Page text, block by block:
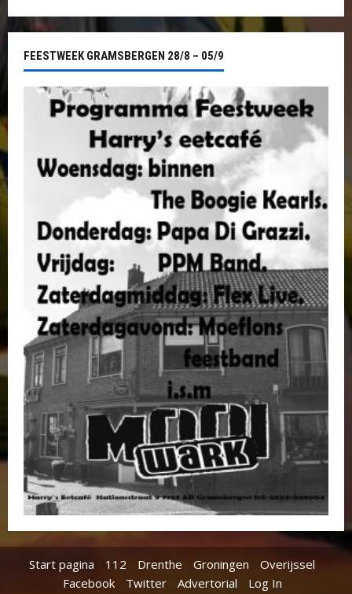
FEESTWEEK GRAMSBERGEN 28/8 – 05/9
Start pagina 112 Drenthe Groningen
Overijssel
Facebook
Twitter Advertorial Log In